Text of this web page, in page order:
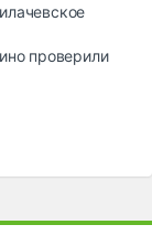
проверили